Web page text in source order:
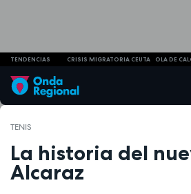
TENDENCIAS CRISIS MIGRATORIA CEUTA OLA DE
TENIS
La historia del
Alcaraz